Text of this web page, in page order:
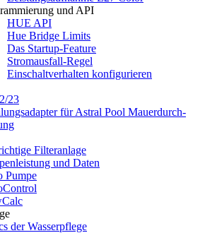
und API
HUE API
Hue Bridge Limits
Das Startup-Feature
Stromausfall-Regel
Einschaltverhalten konfigurieren
23
für Astral Pool Mauer­durch­
Filter­anlage
und Daten
Pumpe
der Wasserpflege